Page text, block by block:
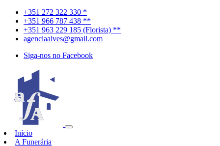
+351 272 322 330 *
+351 966 787 438 **
+351 963 229 185 (Florista) **
agenciaalves@gmail.com
Siga-nos no Facebook
Início
A Funerária